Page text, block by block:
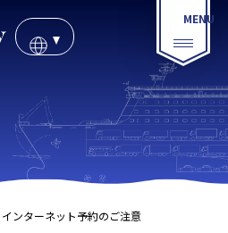
インターネット予約のご注意